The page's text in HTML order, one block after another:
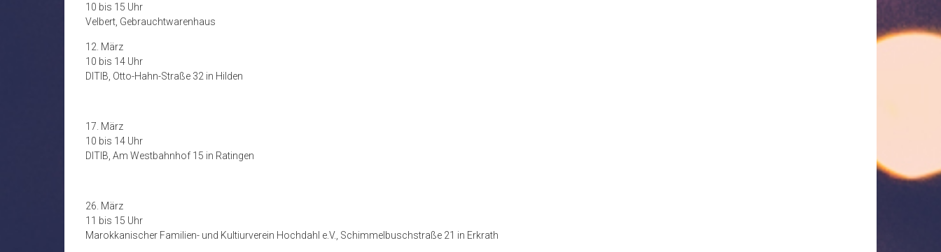
10 bis 15 Uhr
Velbert, Gebrauchtwarenhaus
12. März
10 bis 14 Uhr
DITIB, Otto-Hahn-Straße 32 in Hilden
17. März
10 bis 14 Uhr
DITIB, Am Westbahnhof 15 in Ratingen
26. März
11 bis 15 Uhr
Marokkanischer Familien- und Kultiurverein Hochdahl e.V., Schimmelbuschstraße 21 in Erkrath